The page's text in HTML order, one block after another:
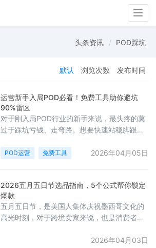
头条资讯 POD踩坑
默认 浏览次数 发布时间
运营新手入局POD必看！免费工具助你避坑
90%雷区
对于刚入局POD行业的新手来说，最头疼的莫
过于踩坑亏钱、走弯路。想要快速站稳脚跟，
备！
POD运营 免费工具 2026年04月05日
2026五月五日节选品指南，5个公式帮你锁定
爆款
五月五日节，是美国人集体庆祝墨西哥文化的
高光时刻，对于跨境卖家来说，也是消费者扎
的热门设计和运营小技巧，帮助卖家轻松拿下
2026年04月03日